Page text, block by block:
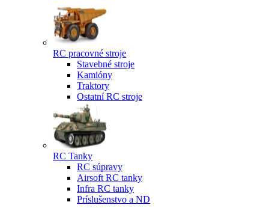
RC pracovné stroje
Stavebné stroje
Kamióny
Traktory
Ostatní RC stroje
RC Tanky
RC súpravy
Airsoft RC tanky
Infra RC tanky
Príslušenstvo a ND